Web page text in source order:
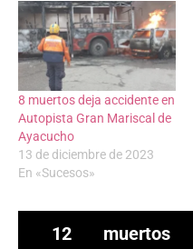
8 muertos deja accidente en
Autopista Gran Mariscal de
Ayacucho
13 de diciembre de 2023
En «Sucesos»
12 muertos